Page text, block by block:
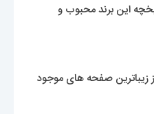
این برند محبوب و
زیباترین صفحه های موجود